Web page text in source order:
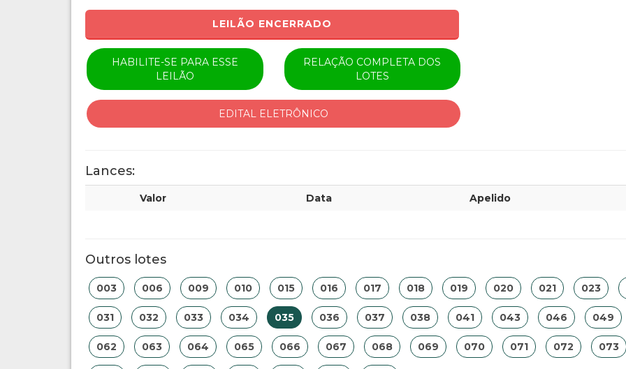
LEILÃO ENCERRADO
HABILITE-SE PARA ESSE
LEILÃO
RELAÇÃO COMPLETA DOS
LOTES
EDITAL ELETRÔNICO
Lances:
Valor Data Apelido
Outros lotes
003 006 009 010 015 016 017 018 019 020 021 023
031 032 033 034 035 036 037 038 041 043 046 049
062 063 064 065 066 067 068 069 070 071 072 073